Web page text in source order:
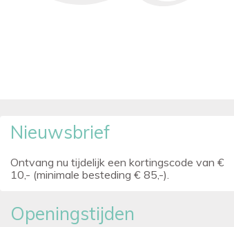
Nieuwsbrief
Ontvang nu tijdelijk een kortingscode van €
10,- (minimale besteding € 85,-).
Openingstijden